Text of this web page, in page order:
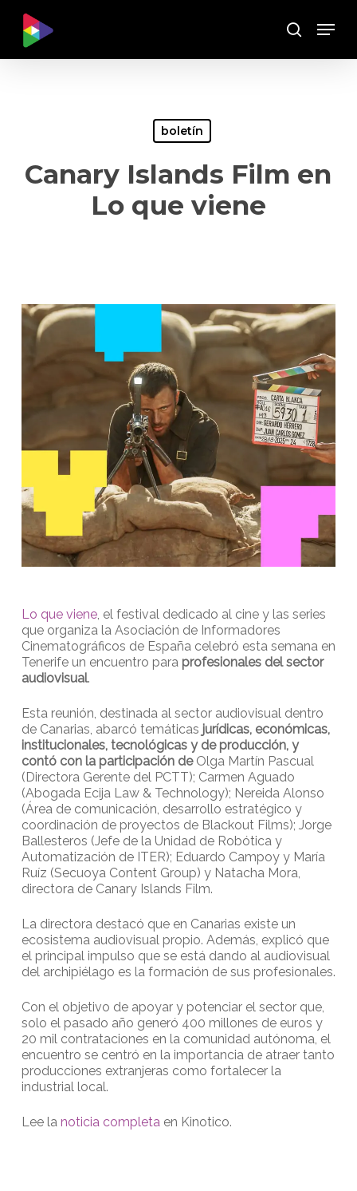
main
Buscar
Menu
boletín
Canary Islands Film en
Lo que viene
Lo que viene, el festival dedicado al cine y las series
que organiza la Asociación de Informadores
Cinematográficos de España celebró esta semana en
Tenerife un encuentro para profesionales del sector
audiovisual.
Esta reunión, destinada al sector audiovisual dentro
de Canarias, abarcó temáticas jurídicas, económicas,
institucionales, tecnológicas y de producción, y
contó con la participación de Olga Martín Pascual
(Directora Gerente del PCTT); Carmen Aguado
(Abogada Ecija Law & Technology); Nereida Alonso
(Área de comunicación, desarrollo estratégico y
coordinación de proyectos de Blackout Films); Jorge
Ballesteros (Jefe de la Unidad de Robótica y
Automatización de ITER); Eduardo Campoy y María
Ruíz (Secuoya Content Group) y Natacha Mora,
directora de Canary Islands Film.
La directora destacó que en Canarias existe un
ecosistema audiovisual propio. Además, explicó que
el principal impulso que se está dando al audiovisual
del archipiélago es la formación de sus profesionales.
Con el objetivo de apoyar y potenciar el sector que,
solo el pasado año generó 400 millones de euros y
20 mil contrataciones en la comunidad autónoma, el
encuentro se centró en la importancia de atraer tanto
producciones extranjeras como fortalecer la
industrial local.
Lee la noticia completa en Kinotico.